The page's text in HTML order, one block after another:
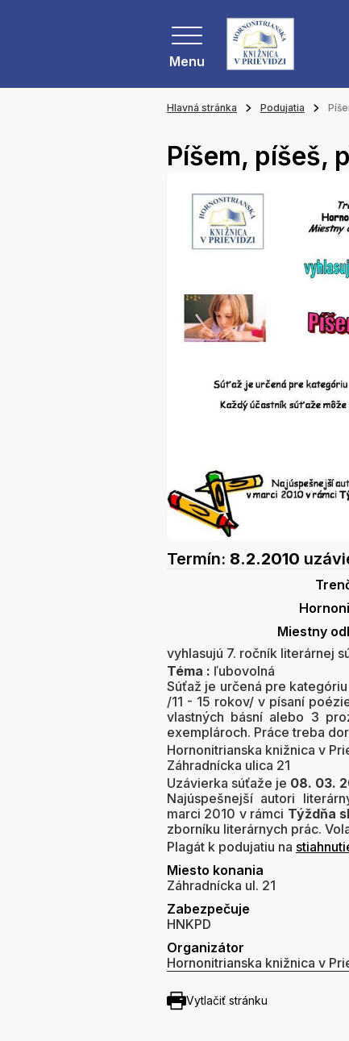
Menu
Hlavná stránka Podujatia
Píšem, píšeš,
Termín: 8.2.2010
Miestny
vyhlasujú 7. ročník literárnej
Téma : ľubovolná
Súťaž je určená pre
/11 - 15 rokov/ v písaní
vlastných básní alebo 3
exemplároch. Práce treba
Hornonitrianska knižnica v
Záhradnícka ulica 21
Uzávierka súťaže je 08. 03.
Najúspešnejší autori
marci 2010 v rámci Týždňa
zborníku literárnych prác.
Plagát k podujatiu na
Miesto konania
Záhradnícka ul. 21
Zabezpečuje
HNKPD
Organizátor
Hornonitrianska knižnica v
Vytlačiť stránku